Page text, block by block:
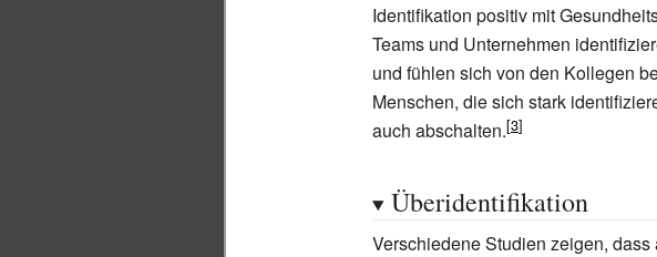
Identifikation positiv mit
Teams und Unternehmen
und fühlen sich von den Kollegen
Menschen, die sich stark
auch abschalten.
Überidentifikation
Verschiedene Studien zeigen,